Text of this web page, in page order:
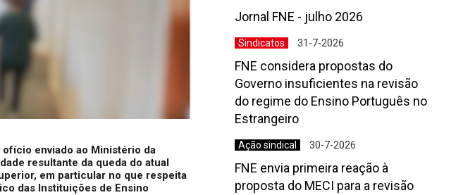
enviado ao Ministério da
resultante da queda do atual
em particular no que respeita
das Instituições de Ensino
Jornal FNE - julho 2026
Sindicatos 31-7-2026
FNE considera propostas do
Governo insuficientes na revisão
do regime do Ensino Português no
Estrangeiro
Ação sindical 30-7-2026
FNE envia primeira reação à
proposta do MECI para a revisão